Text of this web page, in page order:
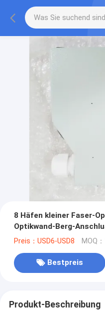
8 Häfen kleiner Faser-
Optikwand-Berg-
Preis：USD6-USD8 MOQ：
Bestpreis
Produkt-Beschreibung